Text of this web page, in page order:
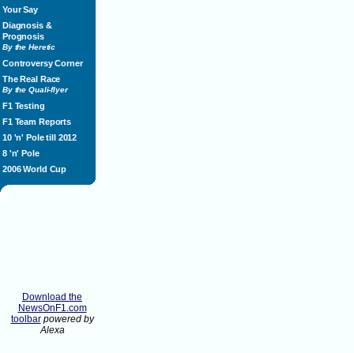
Your Say
Diagnosis &
Prognosis
By the Heretic
Controversy Corner
The Real Race
By the Quali-flyer
F1 Testing
F1 Team Reports
10 'n' Pole till 2012
8 'n' Pole
2006 World Cup
Download the
NewsOnF1.com
toolbarpowered by
Alexa